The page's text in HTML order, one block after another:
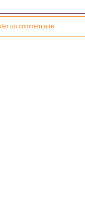
un commentaire